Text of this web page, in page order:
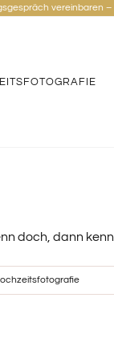
vereinbaren
doch, dann